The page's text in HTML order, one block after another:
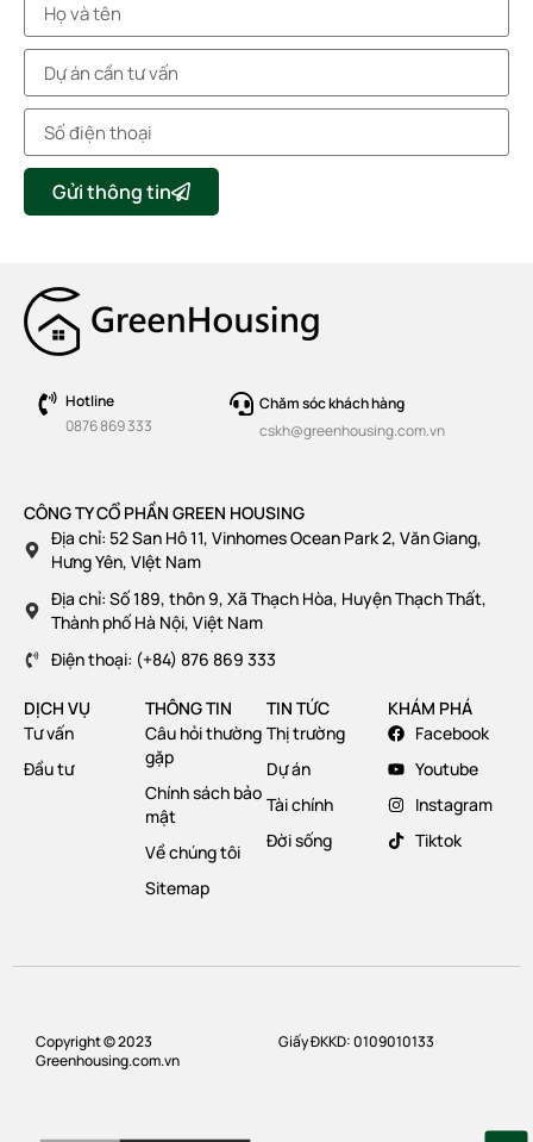
Gửi thông tin
Hotline
0876 869 333
Chăm sóc khách hàng
cskh@greenhousing.com.vn
CÔNG TY CỔ PHẦN GREEN HOUSING
Địa chỉ: 52 San Hô 11, Vinhomes Ocean Park 2, Văn Giang,
Hưng Yên, VIệt Nam
Địa chỉ: Số 189, thôn 9, Xã Thạch Hòa, Huyện Thạch Thất,
Thành phố Hà Nội, Việt Nam
Điện thoại: (+84) 876 869 333
DỊCH VỤ
Tư vấn
Đầu tư
THÔNG TIN
Câu hỏi thường
gặp
Chính sách bảo
mật
Về chúng tôi
Sitemap
TIN TỨC
Thị trường
Dự án
Tài chính
Đời sống
KHÁM PHÁ
Facebook
Youtube
Instagram
Tiktok
Copyright © 2023
Greenhousing.com.vn
Giấy ĐKKD: 0109010133